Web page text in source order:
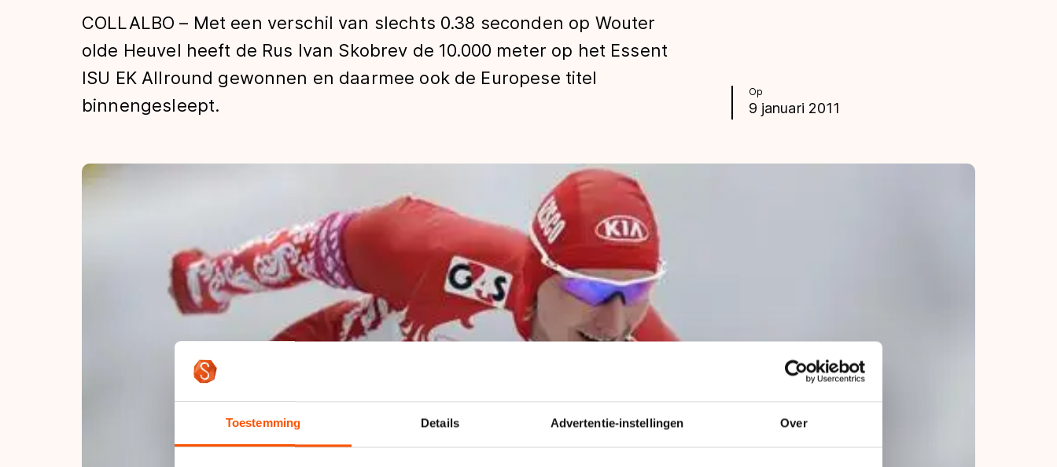
Toestemming Details Advertentie-instellingen Over
Tijden & historie
De weg op
Olympische Spelen
Op
9 januari 2011
COLLALBO – Met een verschil van slechts 0.38 seconden op Wouter
olde Heuvel heeft de Rus Ivan Skobrev de 10.000 meter op het Essent
ISU EK Allround gewonnen en daarmee ook de Europese titel
binnengesleept.